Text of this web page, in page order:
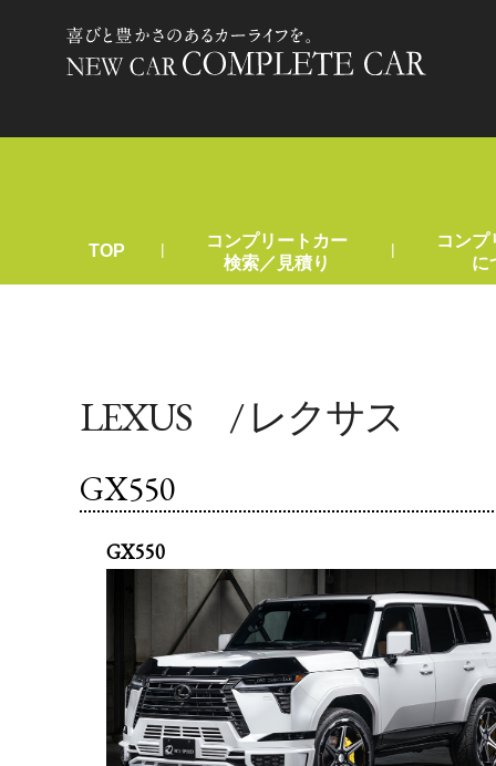
TOP |
コンプリートカー
検索／見積り
|
コンプ
に
LEXUS / レクサス
GX550
GX550